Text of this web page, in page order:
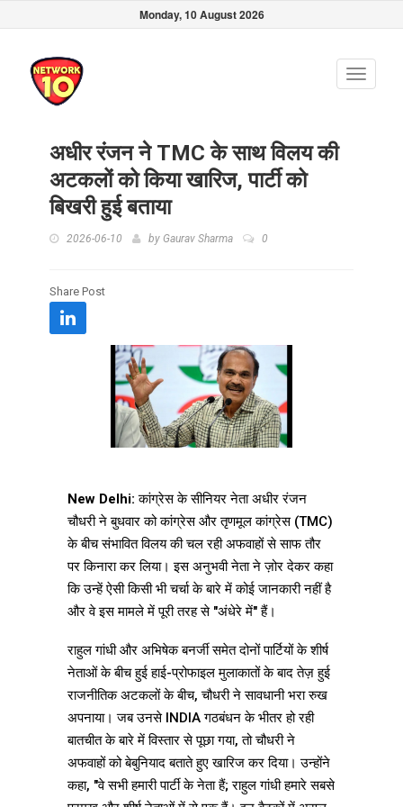
Monday, 10 August 2026
Toggle
अधीर रंजन ने TMC के साथ विलय की
अटकलों को किया खारिज, पार्टी को
बिखरी हुई बताया
2026-06-10 by Gaurav Sharma 0
Share Post
New Delhi: कांग्रेस के सीनियर नेता अधीर रंजन
चौधरी ने बुधवार को कांग्रेस और तृणमूल कांग्रेस (TMC)
के बीच संभावित विलय की चल रही अफवाहों से साफ तौर
पर किनारा कर लिया। इस अनुभवी नेता ने ज़ोर देकर कहा
कि उन्हें ऐसी किसी भी चर्चा के बारे में कोई जानकारी नहीं है
और वे इस मामले में पूरी तरह से "अंधेरे में" हैं।
राहुल गांधी और अभिषेक बनर्जी समेत दोनों पार्टियों के शीर्ष
नेताओं के बीच हुई हाई-प्रोफाइल मुलाकातों के बाद तेज़ हुई
राजनीतिक अटकलों के बीच, चौधरी ने सावधानी भरा रुख
अपनाया। जब उनसे INDIA गठबंधन के भीतर हो रही
बातचीत के बारे में विस्तार से पूछा गया, तो चौधरी ने
अफवाहों को बेबुनियाद बताते हुए खारिज कर दिया। उन्होंने
कहा, "वे सभी हमारी पार्टी के नेता हैं; राहुल गांधी हमारे सबसे